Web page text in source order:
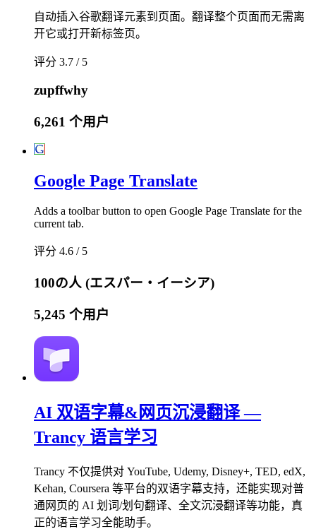
自动插入谷歌翻译元素到页面。翻译整个页面而无需离
开它或打开新标签页。
评分 3.7 / 5
zupffwhy
6,261 个用户
Google Page Translate
Adds a toolbar button to open Google Page Translate for the
current tab.
评分 4.6 / 5
100の人 (エスパー・イーシア)
5,245 个用户
AI 双语字幕&网页沉浸翻译 —
Trancy 语言学习
Trancy 不仅提供对 YouTube, Udemy, Disney+, TED, edX,
Kehan, Coursera 等平台的双语字幕支持，还能实现对普
通网页的 AI 划词/划句翻译、全文沉浸翻译等功能，真
正的语言学习全能助手。